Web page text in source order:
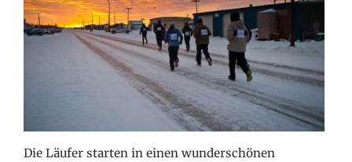
Die Läufer starten in einen wunderschönen